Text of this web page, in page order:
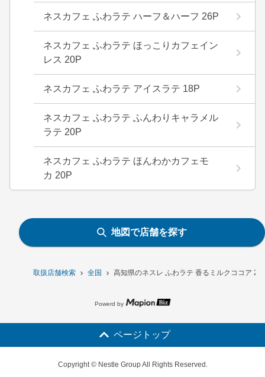
取扱店舗検索 全国 高知県のネスレ ふわラテ 香るミルクココア
ネスカフェ ふわラテ ハーフ＆ハーフ 26P
ネスカフェ ふわラテ ほっこりカフェイン
レス 20P
ネスカフェ ふわラテ アイスラテ 18P
ネスカフェ ふわラテ ふんわりキャラメル
ラテ 20P
ネスカフェ ふわラテ ほんわかカフェモ
カ 20P
地図で店舗を探す
Powerd by
ページトップ
Copyright © Nestle Group All Rights Reserved.